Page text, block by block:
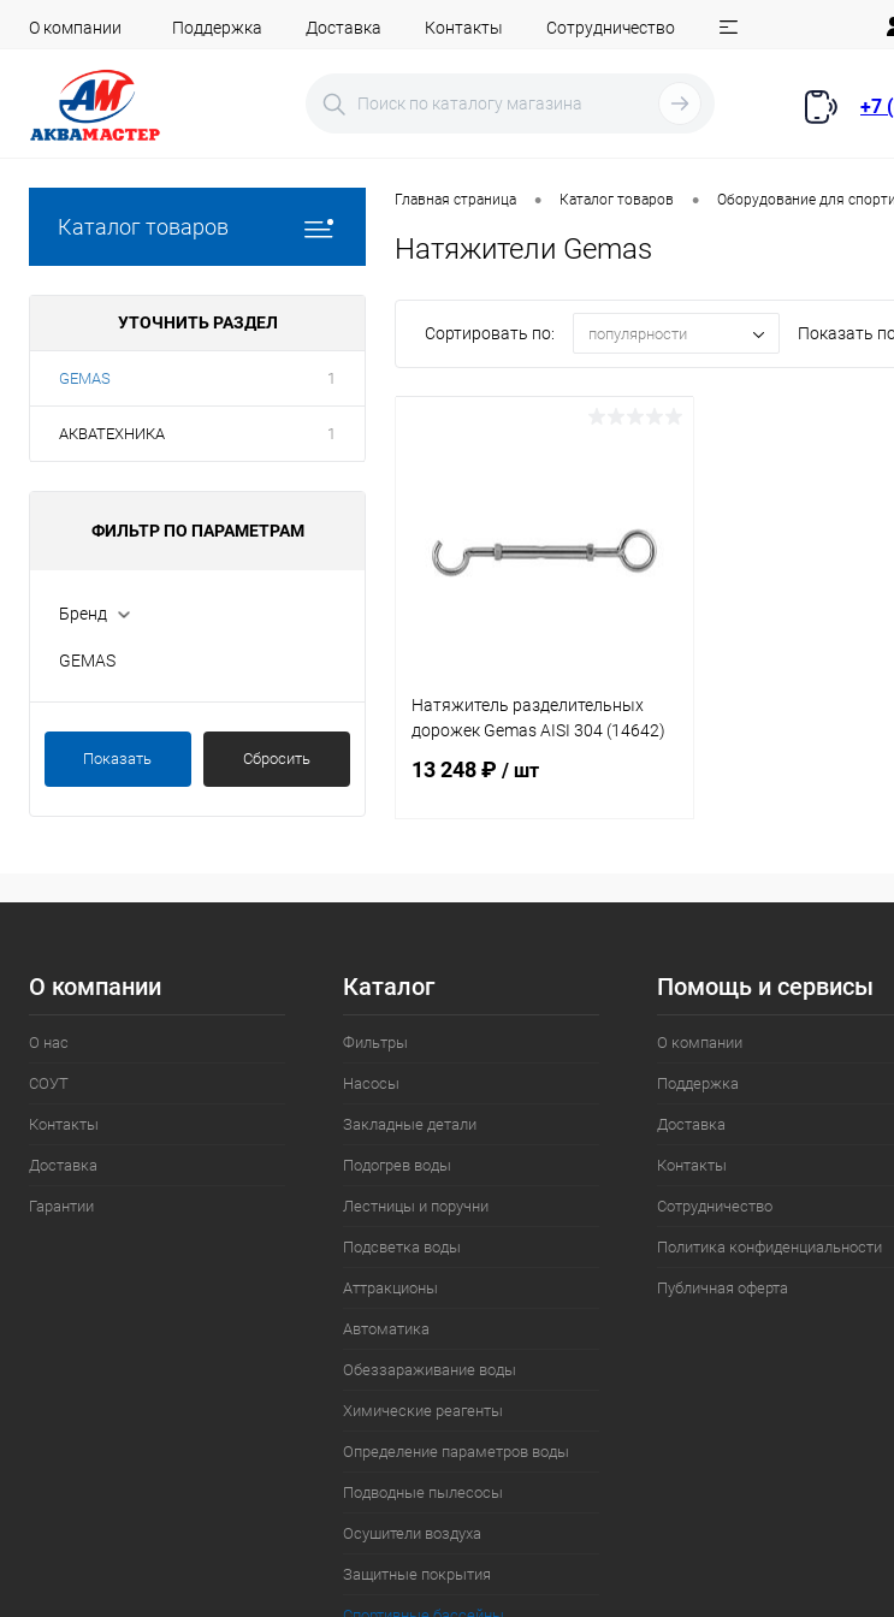
О компании Поддержка Доставка Контакты Сотрудничество
+7
Каталог товаров
УТОЧНИТЬ РАЗДЕЛ
GEMAS 1
АКВАТЕХНИКА 1
ФИЛЬТР ПО ПАРАМЕТРАМ
Бренд
GEMAS
Показать Сбросить
Главная страница • Каталог товаров • Оборудование для
Натяжители Gemas
Сортировать по: популярности Показать
Натяжитель разделительных
дорожек Gemas AISI 304 (14642)
13 248 ₽ / шт
О компании
О нас
СОУТ
Контакты
Доставка
Гарантии
Каталог
Фильтры
Насосы
Закладные детали
Подогрев воды
Лестницы и поручни
Подсветка воды
Аттракционы
Автоматика
Обеззараживание воды
Химические реагенты
Определение параметров воды
Подводные пылесосы
Осушители воздуха
Защитные покрытия
Помощь и сервисы
О компании
Поддержка
Доставка
Контакты
Сотрудничество
Политика конфиденциальности
Публичная оферта